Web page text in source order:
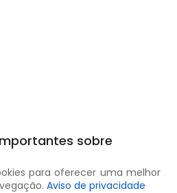
sobre
para oferecer uma melhor
Aviso de privacidade